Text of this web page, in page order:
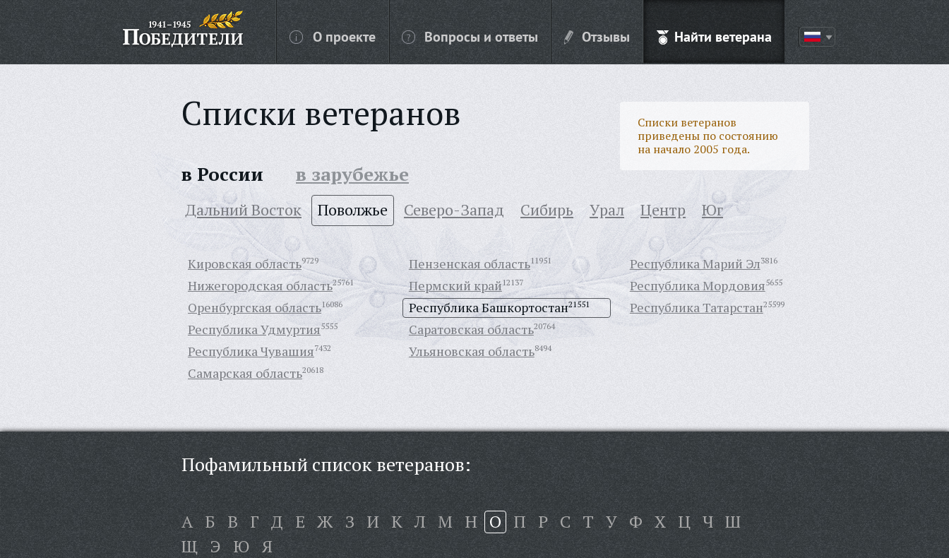
О проекте Вопросы и ответы Отзывы Найти ветерана
Списки ветеранов
Списки ветеранов
приведены по состоянию
на начало 2005 года.
в России в зарубежье
Дальний Восток Поволжье Северо-Запад Сибирь Урал Центр Юг
Кировская область9729
Нижегородская область25761
Оренбургская область16086
Пензенская область11951
Пермский край12137
Республика Башкортостан21551
Республика Марий Эл3816
Республика Мордовия5655
Республика Татарстан25599
Республика Удмуртия5555
Республика Чувашия7432
Самарская область20618
Саратовская область20764
Ульяновская область8494
Пофамильный список ветеранов:
А Б В Г Д Е Ж З И К Л М Н О П Р С Т У Ф Х Ц Ч Ш
Щ Э Ю Я